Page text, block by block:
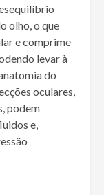
olho, o que
e comprime
levar à
do
oculares,
podem
e,